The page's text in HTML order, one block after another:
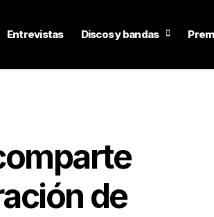
Entrevistas Discos y bandas
de